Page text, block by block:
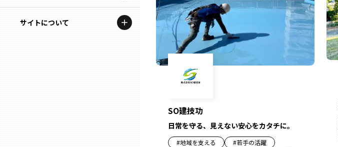
岩手
地域を代表する企業100選
記事ライター
サイトについて
SO建技功
日常を守る、見えない安心をカタチに。
#地域を支える #若手の活躍